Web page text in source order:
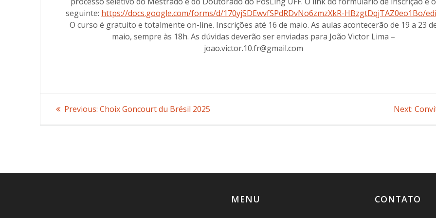
seguinte: https://docs.google.com/forms/d/170yjSDEwvfSPdRDvNo6zmzXkR-HBzgtDqjTAZ0eo1Bo/
O curso é gratuito e totalmente on-line. Inscrições até 16 de maio. As aulas acontecerão de 19 a 23
maio, sempre às 18h. As dúvidas deverão ser enviadas para João Victor Lima –
joao.victor.10.fr@gmail.com
Post
navigation
Previous: Previous
Choix Goncourt du Brésil 2025 Next: Next
MENU CONTATO